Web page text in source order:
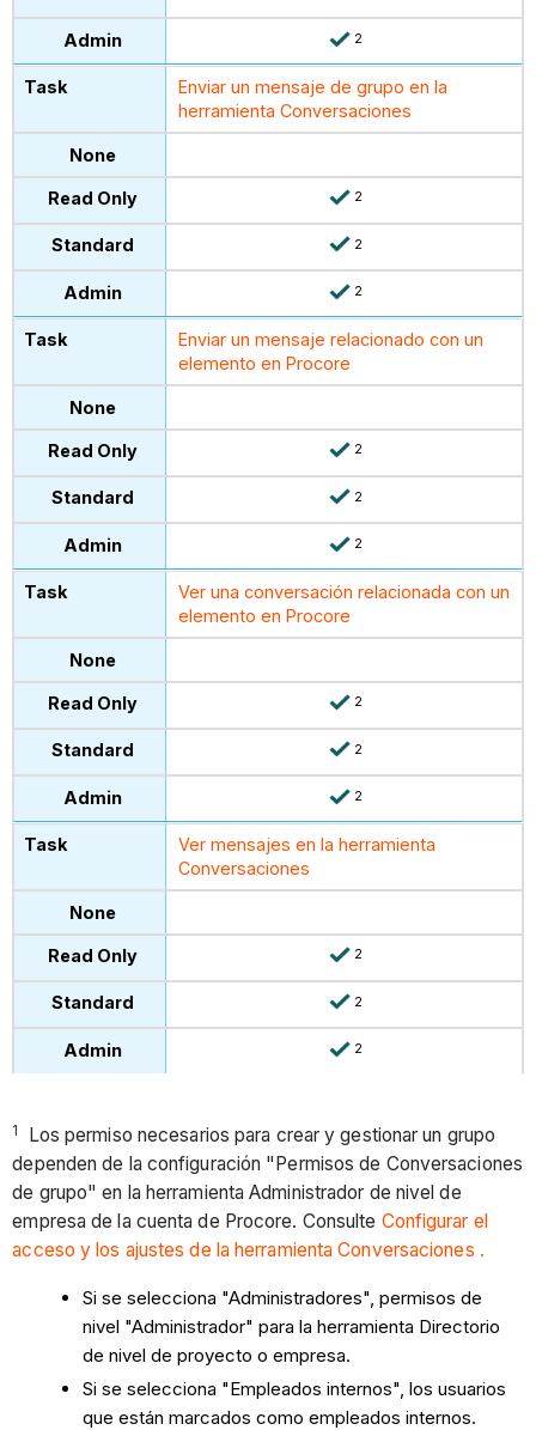
2
Enviar un mensaje de grupo en la
herramienta Conversaciones
2
2
2
Enviar un mensaje relacionado con un
elemento en Procore
2
2
2
Ver una conversación relacionada con un
elemento en Procore
2
2
2
Ver mensajes en la herramienta
Conversaciones
2
2
2
1
Los permiso necesarios para crear y gestionar un grupo
dependen de la configuración "Permisos de Conversaciones
de grupo" en la herramienta Administrador de nivel de
empresa de la cuenta de Procore. Consulte Configurar el
acceso y los ajustes de la herramienta Conversaciones .
Si se selecciona "Administradores", permisos de
nivel "Administrador" para la herramienta Directorio
de nivel de proyecto o empresa.
Si se selecciona "Empleados internos", los usuarios
que están marcados como empleados internos.